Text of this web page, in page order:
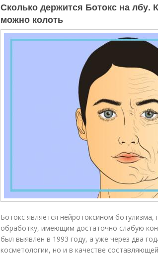
Сколько держится Ботокс на лбу.
можно колоть
Ботокс является нейротоксином
обработку, имеющим достаточно слабую
был выявлен в 1993 году, а уже через два
косметологии, но и в качестве